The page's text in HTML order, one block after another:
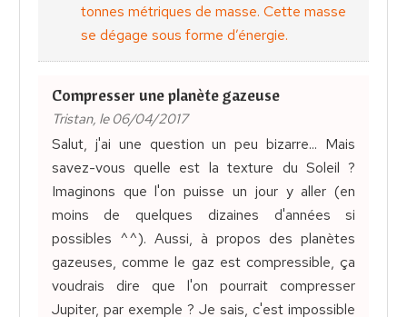
tonnes métriques de masse. Cette masse
se dégage sous forme d’énergie.
Compresser une planète gazeuse
Tristan, le 06/04/2017
Salut, j'ai une question un peu bizarre... Mais
savez-vous quelle est la texture du Soleil ?
Imaginons que l'on puisse un jour y aller (en
moins de quelques dizaines d'années si
possibles ^^). Aussi, à propos des planètes
gazeuses, comme le gaz est compressible, ça
voudrais dire que l'on pourrait compresser
Jupiter, par exemple ? Je sais, c'est impossible